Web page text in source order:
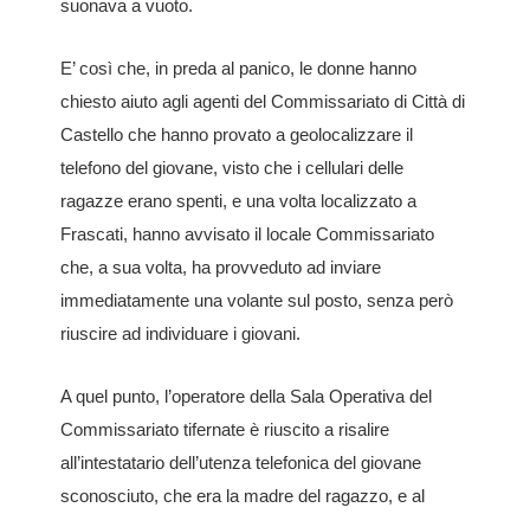
suonava a vuoto.
E’ così che, in preda al panico, le donne hanno
chiesto aiuto agli agenti del Commissariato di Città di
Castello che hanno provato a geolocalizzare il
telefono del giovane, visto che i cellulari delle
ragazze erano spenti, e una volta localizzato a
Frascati, hanno avvisato il locale Commissariato
che, a sua volta, ha provveduto ad inviare
immediatamente una volante sul posto, senza però
riuscire ad individuare i giovani.
A quel punto, l’operatore della Sala Operativa del
Commissariato tifernate è riuscito a risalire
all’intestatario dell’utenza telefonica del giovane
sconosciuto, che era la madre del ragazzo, e al